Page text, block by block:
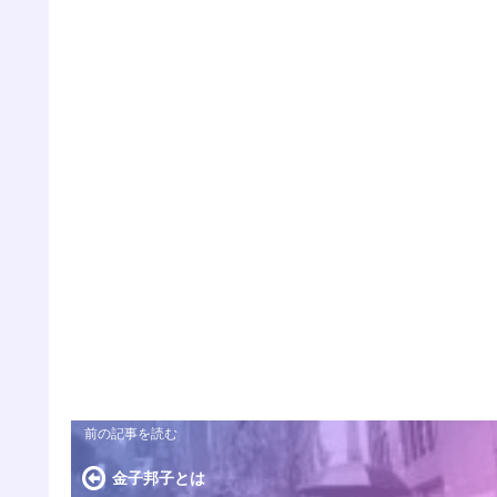
金子邦子とは